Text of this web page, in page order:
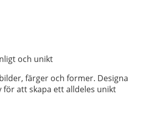
och unikt
färger och former. Designa
för att skapa ett alldeles unikt